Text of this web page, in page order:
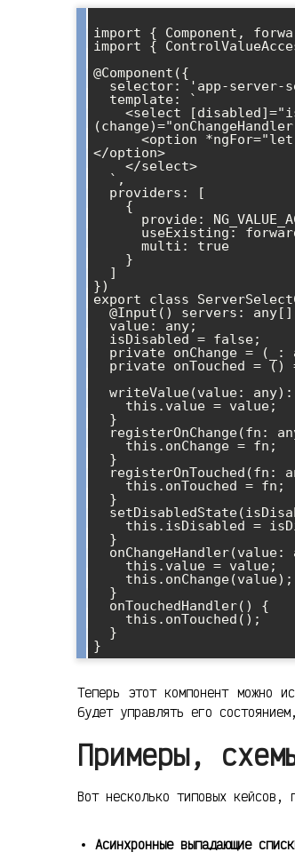
import { Component,
import {
@Component({
</option>
})
export class
Теперь этот компонент можно
будет управлять его
Примеры,
Вот несколько типовых кейсов,
Асинхронные выпадающие